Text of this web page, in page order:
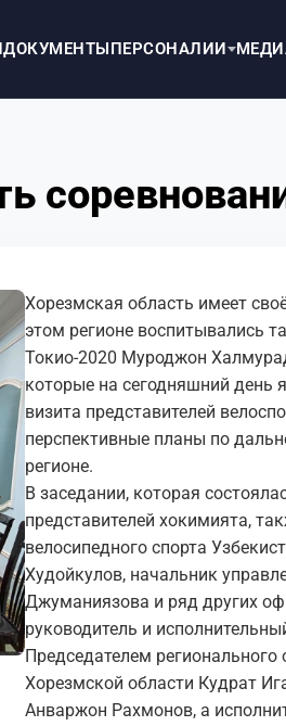
ДОКУМЕНТЫПЕРСОНАЛИИ
Хорезмская область имеет
этом регионе воспитывались
Токио-2020 Муроджон
которые на сегодняшний день
визита представителей
перспективные планы по
регионе.
В заседании, которая
представителей хокимията,
велосипедного спорта
Худойкулов, начальник
Джуманиязова и ряд других
руководитель и
Председателем
Хорезмской области Кудрат
Анваржон Рахмонов, а